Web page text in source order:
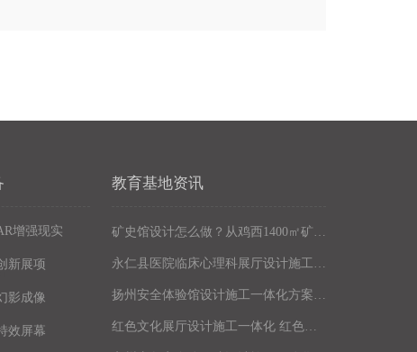
增强现实
新展项
影成像
效屏幕
教育基地资讯
矿史馆设计怎么做？从鸡西1400㎡矿史教育基地招标看规划要点
永仁县医院临床心理科展厅设计施工 心理健康体验馆设备方案公司
扬州安全体验馆设计施工一体化方案 安全展厅设备定制 安全教育展厅设计公司
红色文化展厅设计施工一体化 红色主题展厅方案 体验馆设备公司